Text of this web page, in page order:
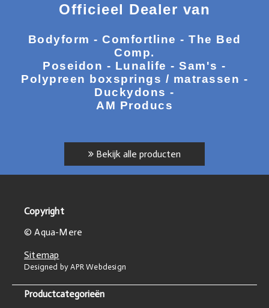
Officieel Dealer van
Bodyform - Comfortline - The Bed
Comp.
Poseidon - Lunalife - Sam's -
Polypreen boxsprings / matrassen -
Duckydons -
AM Producs
Bekijk alle producten
Copyright
© Aqua-Mere
Sitemap
Designed by APR Webdesign
Productcategorieën